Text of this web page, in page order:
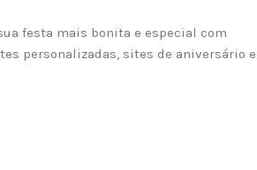
festa mais bonita e especial com
personalizadas, sites de aniversário e